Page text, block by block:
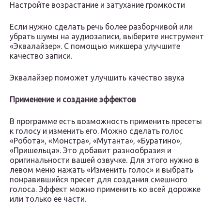
Настройте возрастание и затухание громкости
Если нужно сделать речь более разборчивой или
убрать шумы на аудиозаписи, выберите инструмент
«Эквалайзер». С помощью микшера улучшите
качество записи.
Эквалайзер поможет улучшить качество звука
Применение и создание эффектов
В программе есть возможность применить пресеты
к голосу и изменить его. Можно сделать голос
«Робота», «Монстра», «Мутанта», «Буратино»,
«Пришельца». Это добавит разнообразия и
оригинальности вашей озвучке. Для этого нужно в
левом меню нажать «Изменить голос» и выбрать
понравившийся пресет для создания смешного
голоса. Эффект можно применить ко всей дорожке
или только ее части.